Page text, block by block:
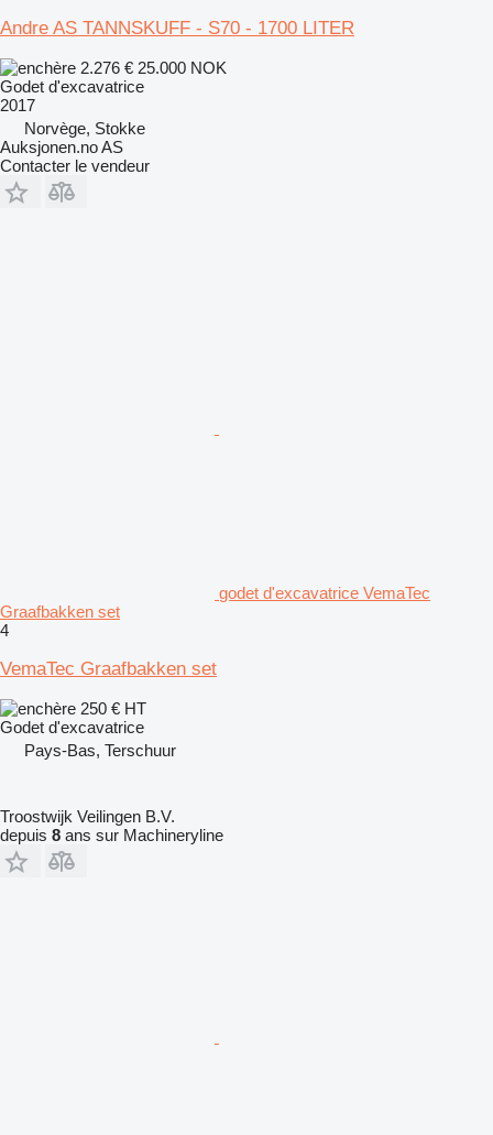
Andre AS TANNSKUFF - S70 - 1700 LITER
2.276 € 25.000 NOK
Godet d'excavatrice
2017
Norvège, Stokke
Auksjonen.no AS
Contacter le vendeur
godet d'excavatrice VemaTec
Graafbakken set
4
VemaTec Graafbakken set
250 € HT
Godet d'excavatrice
Pays-Bas, Terschuur
Troostwijk Veilingen B.V.
depuis 8 ans sur Machineryline